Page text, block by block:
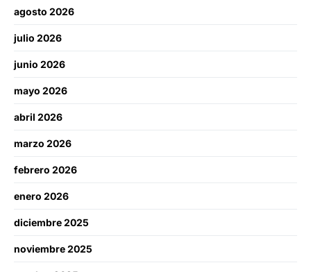
agosto 2026
julio 2026
junio 2026
mayo 2026
abril 2026
marzo 2026
febrero 2026
enero 2026
diciembre 2025
noviembre 2025